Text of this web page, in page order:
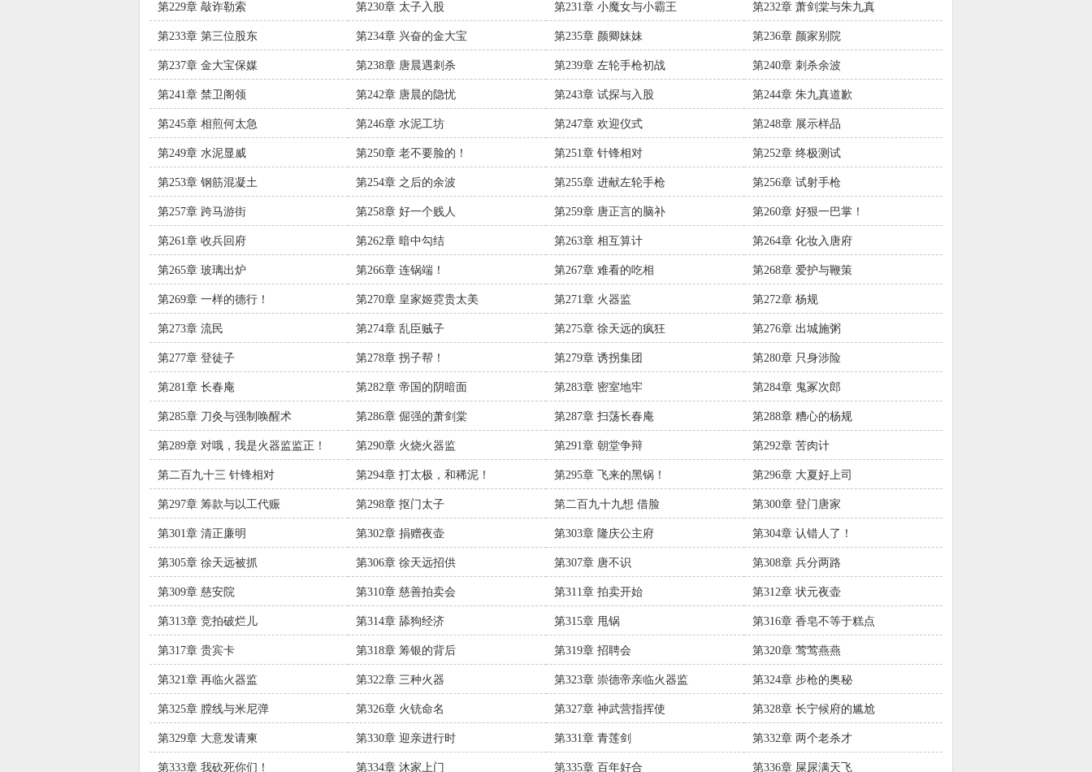
第229章 敲诈勒索 第230章 太子入股 第231章 小魔女与小霸王 第232章 萧剑棠与朱九真
第233章 第三位股东 第234章 兴奋的金大宝 第235章 颜卿妹妹 第236章 颜家别院
第237章 金大宝保媒 第238章 唐晨遇刺杀 第239章 左轮手枪初战 第240章 刺杀余波
第241章 禁卫阁领 第242章 唐晨的隐忧 第243章 试探与入股 第244章 朱九真道歉
第245章 相煎何太急 第246章 水泥工坊 第247章 欢迎仪式 第248章 展示样品
第249章 水泥显威 第250章 老不要脸的！ 第251章 针锋相对 第252章 终极测试
第253章 钢筋混凝土 第254章 之后的余波 第255章 进献左轮手枪 第256章 试射手枪
第257章 跨马游街 第258章 好一个贱人 第259章 唐正言的脑补 第260章 好狠一巴掌！
第261章 收兵回府 第262章 暗中勾结 第263章 相互算计 第264章 化妆入唐府
第265章 玻璃出炉 第266章 连锅端！ 第267章 难看的吃相 第268章 爱护与鞭策
第269章 一样的德行！ 第270章 皇家姬霓贵太美 第271章 火器监 第272章 杨规
第273章 流民 第274章 乱臣贼子 第275章 徐天远的疯狂 第276章 出城施粥
第277章 登徒子 第278章 拐子帮！ 第279章 诱拐集团 第280章 只身涉险
第281章 长春庵 第282章 帝国的阴暗面 第283章 密室地牢 第284章 鬼冢次郎
第285章 刀灸与强制唤醒术 第286章 倔强的萧剑棠 第287章 扫荡长春庵 第288章 糟心的杨规
第289章 对哦，我是火器监监正！ 第290章 火烧火器监 第291章 朝堂争辩 第292章 苦肉计
第二百九十三 针锋相对 第294章 打太极，和稀泥！ 第295章 飞来的黑锅！ 第296章 大夏好上司
第297章 筹款与以工代赈 第298章 抠门太子 第二百九十九想 借脸 第300章 登门唐家
第301章 清正廉明 第302章 捐赠夜壶 第303章 隆庆公主府 第304章 认错人了！
第305章 徐天远被抓 第306章 徐天远招供 第307章 唐不识 第308章 兵分两路
第309章 慈安院 第310章 慈善拍卖会 第311章 拍卖开始 第312章 状元夜壶
第313章 竞拍破烂儿 第314章 舔狗经济 第315章 甩锅 第316章 香皂不等于糕点
第317章 贵宾卡 第318章 筹银的背后 第319章 招聘会 第320章 莺莺燕燕
第321章 再临火器监 第322章 三种火器 第323章 崇德帝亲临火器监 第324章 步枪的奥秘
第325章 膛线与米尼弹 第326章 火铳命名 第327章 神武营指挥使 第328章 长宁候府的尴尬
第329章 大意发请柬 第330章 迎亲进行时 第331章 青莲剑 第332章 两个老杀才
第333章 我砍死你们！ 第334章 沐家上门 第335章 百年好合 第336章 屎尿满天飞